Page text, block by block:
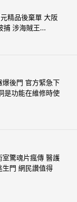
精品後棄單 大阪
捕 涉海賊王...
爆後門 官方緊急下
是功能在維修時使
室驚魂片瘋傳 醫護
生門 網民讚值得